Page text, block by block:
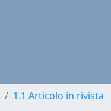
1.1 Articolo in rivista